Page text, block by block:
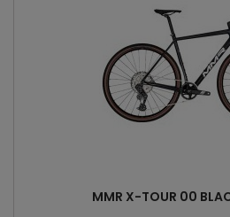
MMR X-TOUR 00